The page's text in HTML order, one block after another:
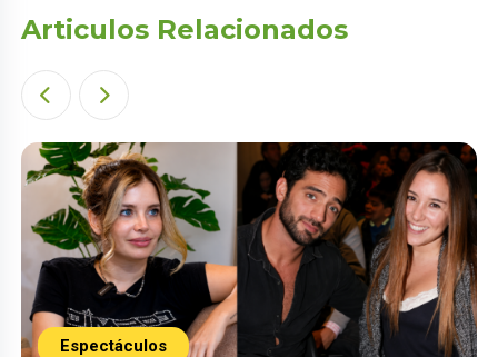
Articulos Relacionados
Espectáculos